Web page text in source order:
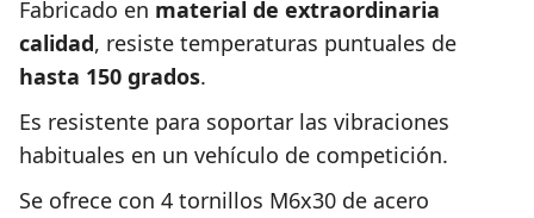
Fabricado en material de extraordinaria
calidad, resiste temperaturas puntuales de
hasta 150 grados.
Es resistente para soportar las vibraciones
habituales en un vehículo de competición.
Se ofrece con 4 tornillos M6x30 de acero